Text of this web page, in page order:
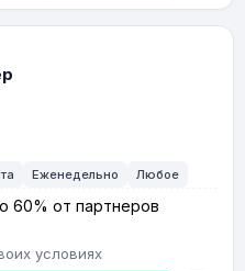
Еженедельно Любое
60% от партнеров
условиях